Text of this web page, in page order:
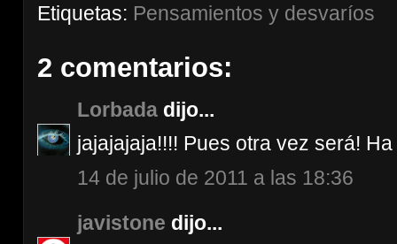
Etiquetas: Pensamientos y desvaríos
2 comentarios:
Lorbada dijo...
jajajajaja!!!! Pues otra vez será!
14 de julio de 2011 a las 18:36
javistone dijo...